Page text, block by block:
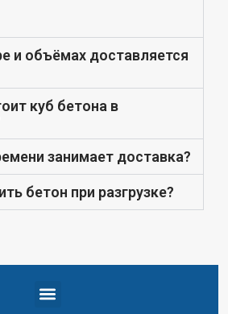
и объёмах доставляется
куб бетона в
занимает доставка?
бетон при разгрузке?